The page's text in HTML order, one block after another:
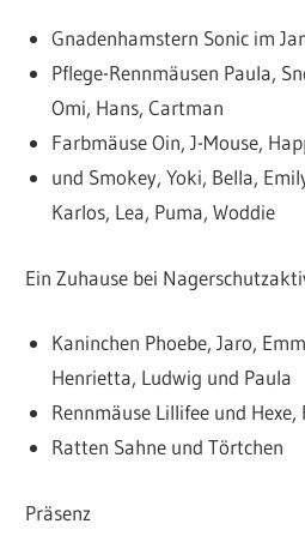
Gnadenhamstern Sonic im
Pflege-Rennmäusen Paula,
Omi, Hans, Cartman
Farbmäuse Oin, J-Mouse,
und Smokey, Yoki, Bella,
Karlos, Lea, Puma, Woddie
Ein Zuhause bei
Kaninchen Phoebe, Jaro,
Henrietta, Ludwig und Paula
Rennmäuse Lillifee und Hexe,
Ratten Sahne und Törtchen
Präsenz